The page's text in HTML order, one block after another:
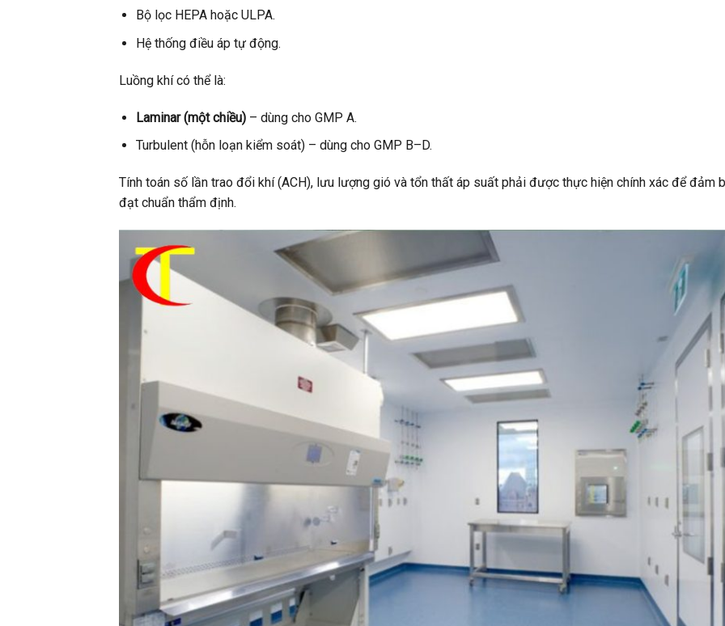
Bộ lọc HEPA hoặc ULPA.
Hệ thống điều áp tự động.
Luồng khí có thể là:
Laminar (một chiều)– dùng cho GMP A.
Turbulent (hỗn loạn kiểm soát) – dùng cho GMP B–D.
Tính toán số lần trao đổi khí (ACH), lưu lượng gió và tổn thất áp suất phải được thực hiện chính xác để đảm
đạt chuẩn thẩm định.